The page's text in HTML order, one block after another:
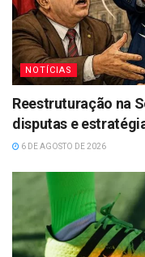
NOTÍCIAS
Reestruturação na
disputas e
6 DE AGOSTO DE 2026